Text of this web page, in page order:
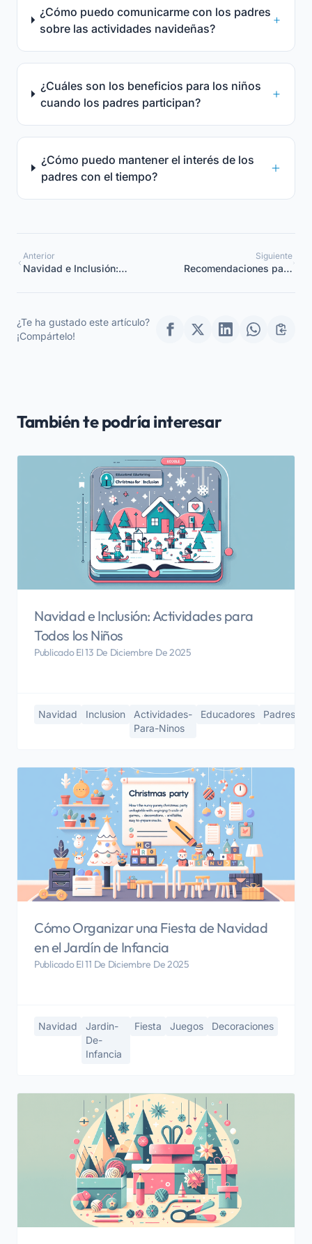
¿Cómo puedo comunicarme con los padres
sobre las actividades navideñas?
¿Cuáles son los beneficios para los niños
cuando los padres participan?
¿Cómo puedo mantener el interés de los
padres con el tiempo?
Anterior
Navidad e Inclusión:
Siguiente
Recomendaciones para
vacaciones de Navidad
2025
¿Te ha gustado este artículo?
¡Compártelo!
También te podría interesar
Navidad e Inclusión: Actividades para
Todos los Niños
Publicado El 13 De Diciembre De 2025
Navidad Inclusion
Actividades-
Para-Ninos
Educadores Padres
Cómo Organizar una Fiesta de Navidad
en el Jardín de Infancia
Publicado El 11 De Diciembre De 2025
Navidad
Jardin-
De-
Infancia
Fiesta Juegos Decoraciones